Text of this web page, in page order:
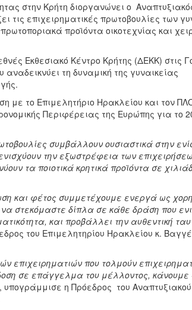
στην Κρήτη διοργανώνει ο
τις επιχειρηματικές πρωτοβουλίες των
προϊόντα οικοτεχνίας και
Εκθεσιακό Κέντρο Κρήτης (ΔΕΚΚ) στις
τη δυναμική της γυναικείας
με το Επιμελητήριο Ηρακλείου και τον
Περιφέρειας της Ευρώπης για το
συμβάλλουν ουσιαστικά στην
την εξωστρέφεια των
τα ποιοτικά κρητικά προϊόντα σε
και φέτος συμμετέχουμε ενεργά ως
στεκόμαστε δίπλα σε κάθε δράση που
και προβάλλει την αυθεντική
του Επιμελητηρίου Ηρακλείου κ.
επιχειρηματιών που τολμούν
σε επάγγελμα του μέλλοντος,
υπογράμμισε η Πρόεδρος του